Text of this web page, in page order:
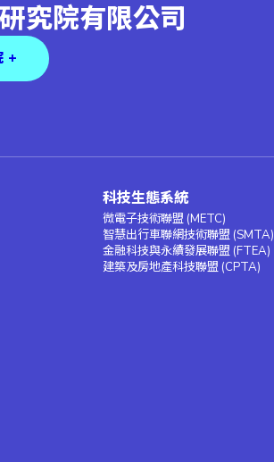
究院有限公司
+
科技生態系統
微電子技術聯盟 (METC)
智慧出行車聯網技術聯盟 (SMTA)
金融科技與永續發展聯盟 (FTEA)
建築及房地產科技聯盟 (CPTA)